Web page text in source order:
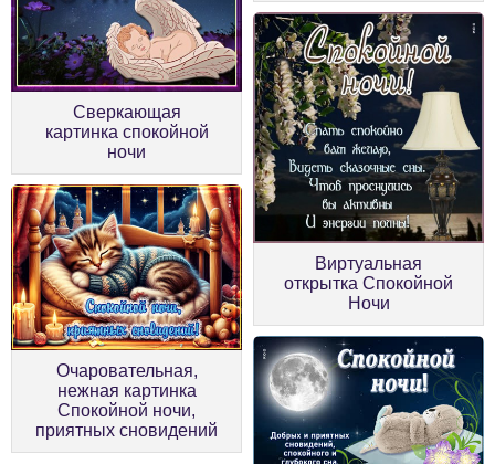
Сверкающая
картинка спокойной
ночи
Виртуальная
открытка Спокойной
Ночи
Очаровательная,
нежная картинка
Спокойной ночи,
приятных сновидений